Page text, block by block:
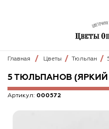
Главная Цветы Тюльпан
5 ТЮЛЬПАНОВ
Артикул: 000572